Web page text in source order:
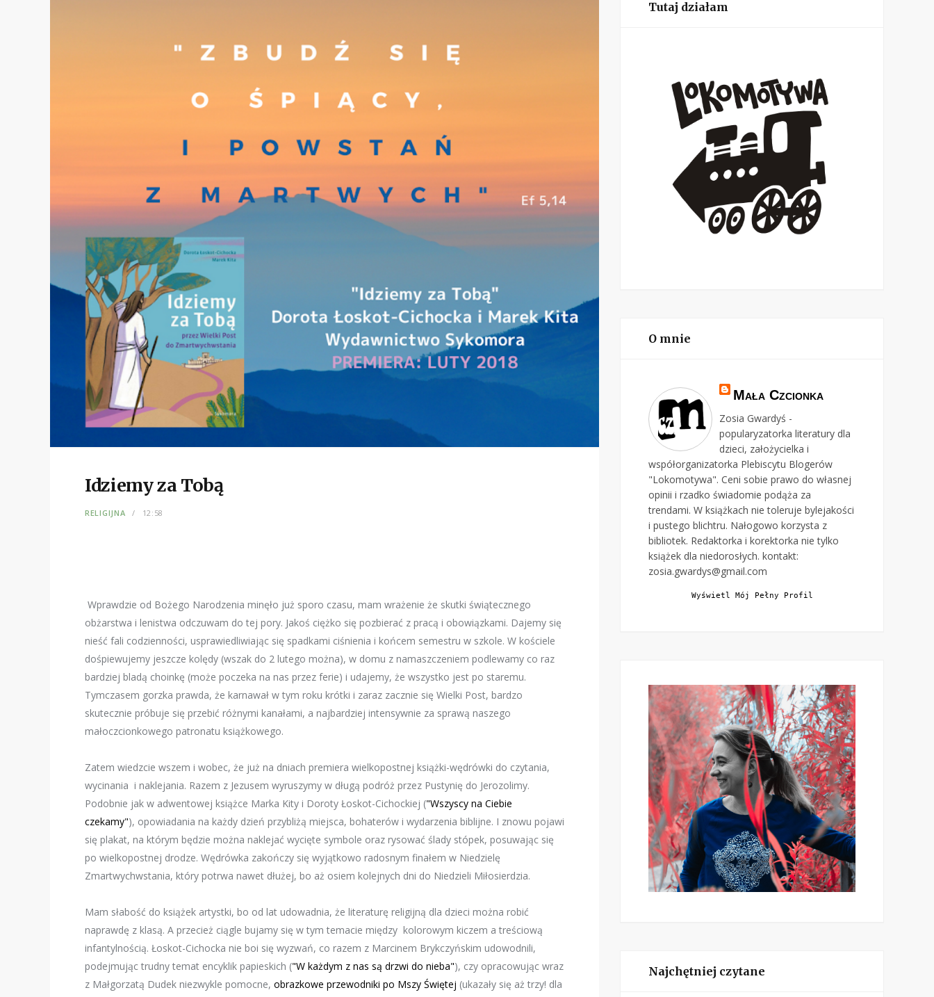
Idziemy za Tobą
RELIGIJNA 12:58
Wprawdzie od Bożego Narodzenia minęło już sporo czasu, mam wrażenie że skutki świątecznego
obżarstwa i lenistwa odczuwam do tej pory. Jakoś ciężko się pozbierać z pracą i obowiązkami. Dajemy się
nieść fali codzienności, usprawiedliwiając się spadkami ciśnienia i końcem semestru w szkole. W kościele
dośpiewujemy jeszcze kolędy (wszak do 2 lutego można), w domu z namaszczeniem podlewamy co raz
bardziej bladą choinkę (może poczeka na nas przez ferie) i udajemy, że wszystko jest po staremu.
Tymczasem gorzka prawda, że karnawał w tym roku krótki i zaraz zacznie się Wielki Post, bardzo
skutecznie próbuje się przebić różnymi kanałami, a najbardziej intensywnie za sprawą naszego
małoczcionkowego patronatu książkowego.
Zatem wiedzcie wszem i wobec, że już na dniach premiera wielkopostnej książki-wędrówki do czytania,
wycinania i naklejania. Razem z Jezusem wyruszymy w długą podróż przez Pustynię do Jerozolimy.
Podobnie jak w adwentowej książce Marka Kity i Doroty Łoskot-Cichockiej ("Wszyscy na Ciebie
czekamy"), opowiadania na każdy dzień przybliżą miejsca, bohaterów i wydarzenia biblijne. I znowu pojawi
się plakat, na którym będzie można naklejać wycięte symbole oraz rysować ślady stópek, posuwając się
po wielkopostnej drodze. Wędrówka zakończy się wyjątkowo radosnym finałem w Niedzielę
Zmartwychwstania, który potrwa nawet dłużej, bo aż osiem kolejnych dni do Niedzieli Miłosierdzia.
Mam słabość do książek artystki, bo od lat udowadnia, że literaturę religijną dla dzieci można robić
naprawdę z klasą. A przecież ciągle bujamy się w tym temacie między kolorowym kiczem a treściową
infantylnością. Łoskot-Cichocka nie boi się wyzwań, co razem z Marcinem Brykczyńskim udowodnili,
podejmując trudny temat encyklik papieskich ("W każdym z nas są drzwi do nieba"), czy opracowując wraz
z Małgorzatą Dudek niezwykle pomocne, obrazkowe przewodniki po Mszy Świętej (ukazały się aż trzy! dla
Tutaj działam
O mnie
Mała Czcionka
Zosia Gwardyś -
popularyzatorka literatury dla
dzieci, założycielka i
współorganizatorka Plebiscytu Blogerów
"Lokomotywa". Ceni sobie prawo do własnej
opinii i rzadko świadomie podąża za
trendami. W książkach nie toleruje bylejakości
i pustego blichtru. Nałogowo korzysta z
bibliotek. Redaktorka i korektorka nie tylko
książek dla niedorosłych. kontakt:
zosia.gwardys@gmail.com
Wyświetl Mój Pełny Profil
Najchętniej czytane